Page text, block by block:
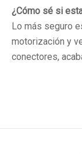
¿Cómo sé si
Lo más seguro
motorización y
conectores,